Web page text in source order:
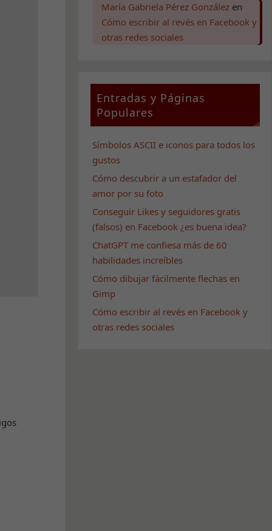
María Gabriela Pérez Gonzálezen
Cómo escribir al revés en Facebook y
otras redes sociales
Entradas y Páginas
Populares
Símbolos ASCII e iconos para todos los
gustos
Cómo descubrir a un estafador del
amor por su foto
Conseguir Likes y seguidores gratis
(falsos) en Facebook ¿es buena idea?
ChatGPT me confiesa más de 60
habilidades increíbles
Cómo dibujar fácilmente flechas en
Gimp
Cómo escribir al revés en Facebook y
otras redes sociales